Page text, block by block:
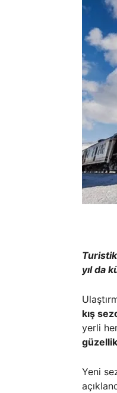
yıl da
kış
yerli
Yeni